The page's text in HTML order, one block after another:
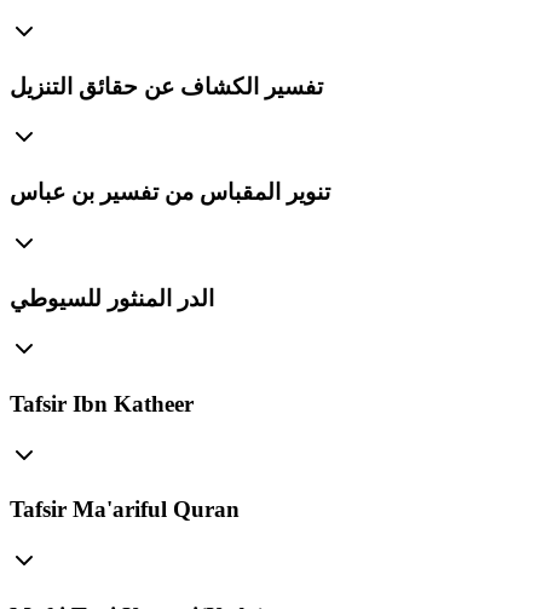
تفسير الكشاف عن حقائق التنزيل
تنوير المقباس من تفسير بن عباس
الدر المنثور للسيوطي
Tafsir Ibn Katheer
Tafsir Ma'ariful Quran